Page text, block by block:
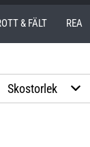
& FÄLT REA
Skostorlek